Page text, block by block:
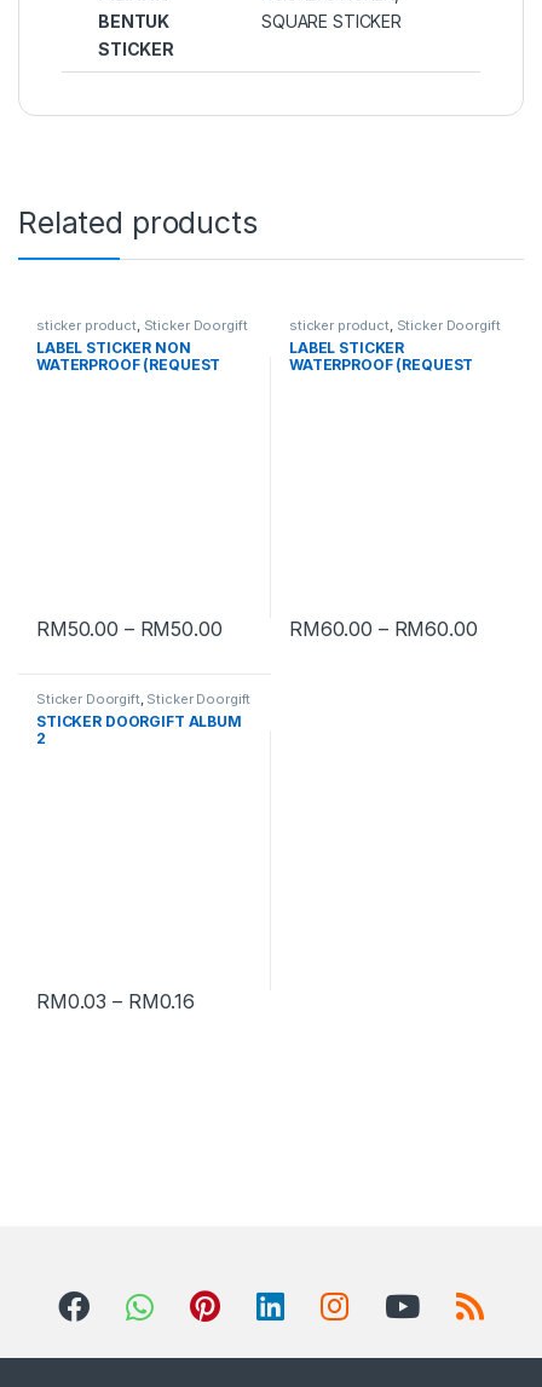
BENTUK
STICKER
SQUARE STICKER
Related products
sticker product, Sticker Doorgift
LABEL STICKER NON
WATERPROOF (REQUEST
RM50.00 – RM50.00
sticker product, Sticker Doorgift
LABEL STICKER
WATERPROOF (REQUEST
RM60.00 – RM60.00
Sticker Doorgift, Sticker Doorgift
3x3cm,Sticker Doorgift 4x4cm
Sticker Doorgift 5x5cm
STICKER DOORGIFT ALBUM
2
RM0.03 – RM0.16